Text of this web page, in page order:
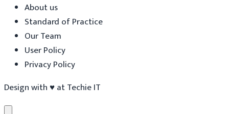
About us
Standard of Practice
Our Team
User Policy
Privacy Policy
Design with ♥atTechie IT